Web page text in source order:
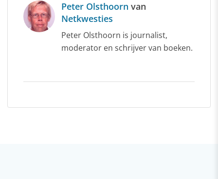
Peter Olsthoorn van
Netkwesties
Peter Olsthoorn is journalist,
moderator en schrijver van boeken.